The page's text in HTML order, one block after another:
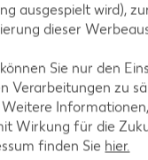
ausgespielt wird),
dieser
Sie nur den
Verarbeitungen zu
Wirkung für die
finden Sie hier.